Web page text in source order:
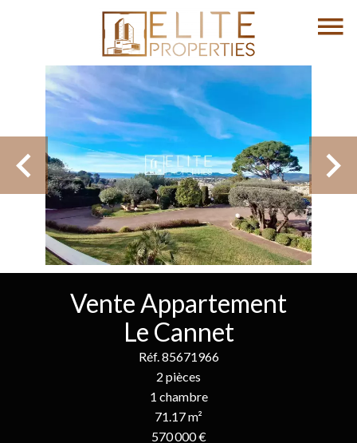
Vente Appartement
Le Cannet
Réf. 85671966
2 pièces
1 chambre
71.17 m²
570 000 €